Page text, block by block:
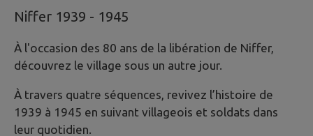
Niffer 1939 - 1945
À l'occasion des 80 ans de la libération de Niffer,
découvrez le village sous un autre jour.
À travers quatre séquences, revivez l’histoire de
1939 à 1945 en suivant villageois et soldats dans
leur quotidien.